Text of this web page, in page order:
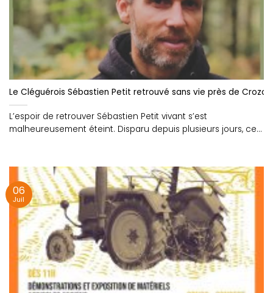
Le Cléguérois Sébastien Petit retrouvé sans vie près de Crozon
L’espoir de retrouver Sébastien Petit vivant s’est
malheureusement éteint. Disparu depuis plusieurs jours, cet
06
Juil